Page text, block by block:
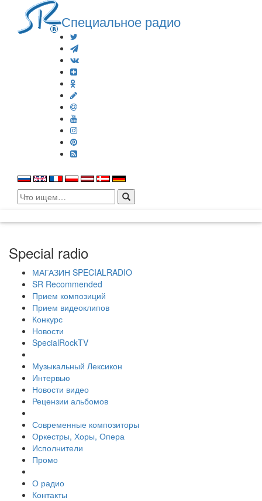
Специальное радио
Search
for:
Special radio
МАГАЗИН SPECIALRADIO
SR Recommended
Прием композиций
Прием видеоклипов
Конкурс
Новости
SpecialRockTV
Музыкальный Лексикон
Интервью
Новости видео
Рецензии альбомов
Современные композиторы
Оркестры, Хоры, Опера
Исполнители
Промо
О радио
Контакты